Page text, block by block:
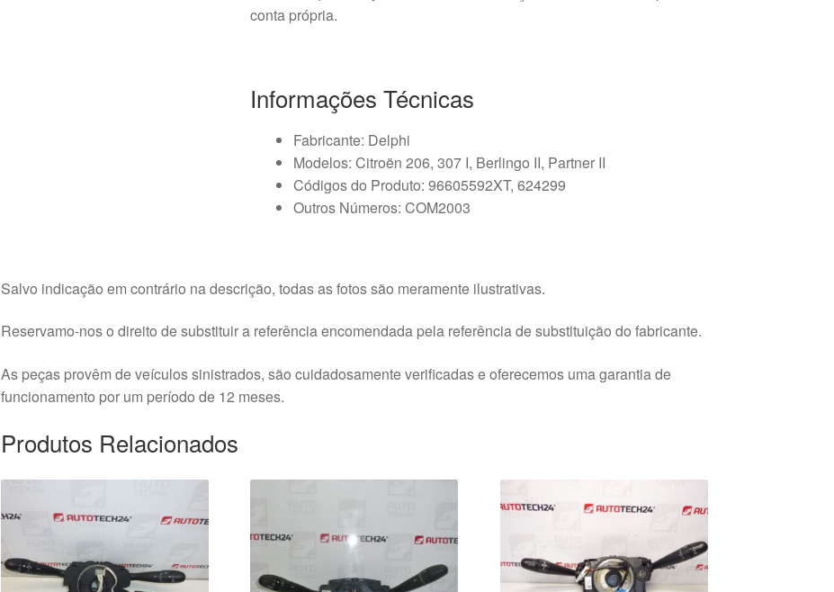
conta própria.
Informações Técnicas
Fabricante: Delphi
Modelos: Citroën 206, 307 I, Berlingo II, Partner II
Códigos do Produto: 96605592XT, 624299
Outros Números: COM2003
Salvo indicação em contrário na descrição, todas as fotos são meramente ilustrativas.
Reservamo-nos o direito de substituir a referência encomendada pela referência de substituição do fabricante.
As peças provêm de veículos sinistrados, são cuidadosamente verificadas e oferecemos uma garantia de
funcionamento por um período de 12 meses.
Produtos Relacionados